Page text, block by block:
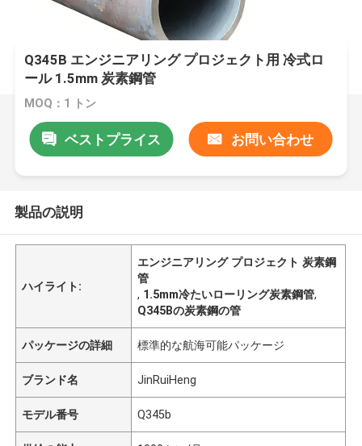
Q345B エンジニアリング プロジェクト用 冷式ロ
ール 1.5mm 炭素鋼管
MOQ：1 トン
ベストプライス お問い合わせ
製品の説明
ハイライト:
エンジニアリング プロジェクト 炭素鋼
管
, 1.5mm冷たいローリング炭素鋼管,
Q345Bの炭素鋼の管
パッケージの詳細 標準的な航海可能パッケージ
ブランド名 JinRuiHeng
モデル番号 Q345b